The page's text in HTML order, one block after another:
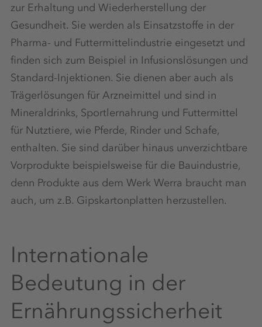
zur Erhaltung und Wiederherstellung der
Gesundheit. Sie werden als Einsatzstoffe in der
Pharma- und Futtermittelindustrie eingesetzt und
finden sich zum Beispiel in Infusionslösungen und
Standard-Injektionen. Sie dienen aber auch als
Trägerlösungen für Arzneimittel und sind in
Mineraldrinks, Sportlernahrung und Futtermittel
für Nutztiere, wie Pferde, Rinder und Schafe,
enthalten. Sie sind darüber hinaus unverzichtbare
Vorprodukte beispielsweise für die Bauindustrie,
denn Produkte aus dem Werk Werra braucht man
auch, um z.B. Gipskartonplatten herzustellen.
Internationale
Bedeutung in der
Ernährungssicherheit